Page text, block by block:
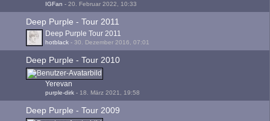
IGFan - 20. Februar 2022, 10:33
Deep Purple - Tour 2011
Deep Purple Tour 2011
hotblack - 30. Dezember 2016, 07:01
Deep Purple - Tour 2010
Yerevan
purple-dirk - 18. März 2021, 19:58
Deep Purple - Tour 2009